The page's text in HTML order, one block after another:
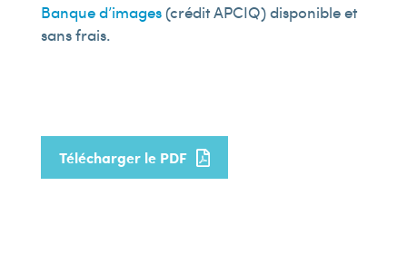
Banque d’images(crédit APCIQ) disponible et
sans frais.
Télécharger le PDF